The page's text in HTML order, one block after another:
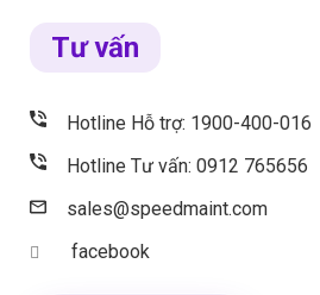
Tư vấn
Hotline Hỗ trợ: 1900-400-016
Hotline Tư vấn: 0912 765656
sales@speedmaint.com
facebook